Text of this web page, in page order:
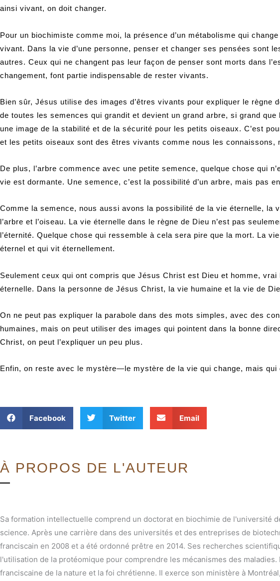
ainsi vivant, on doit changer.
Pour un biochimiste comme moi, la présence d’un métabolisme qui
vivant. Dans la vie d’une personne, penser et changer ses pensées sont
autres. Ceux qui ne changent pas leur façon de penser sont morts dans
changement, font partie indispensable de rester vivants.
Bien sûr, Jésus utilise des images d’êtres vivants pour expliquer le règne
de toutes les semences qui grandit et devient un grand arbre, si grand
une image de la stabilité et de la sécurité pour les petits oiseaux. C’est
et les petits oiseaux sont des êtres vivants comme nous les connaissons,
De plus, l’arbre commence avec une petite semence, quelque chose qui
vie est dormante. Une semence, c’est la possibilité d’un arbre, mais pas
Comme la semence, nous aussi avons la possibilité de la vie éternelle,
l’arbre et l’oiseau. La vie éternelle dans le règne de Dieu n’est pas
l’éternité. Quelque chose qui ressemble à cela sera pire que la mort. La
éternel et qui vit éternellement.
Seulement ceux qui ont compris que Jésus Christ est Dieu et homme,
éternelle. Dans la personne de Jésus Christ, la vie humaine et la vie de
On ne peut pas expliquer la parabole dans des mots simples, avec des
humaines, mais on peut utiliser des images qui pointent dans la bonne
Christ, on peut l’expliquer un peu plus.
Enfin, on reste avec le mystère—le mystère de la vie qui change, mais qui
Facebook Twitter Email
À PROPOS DE L'AUTEUR
Sa formation intellectuelle comprend un doctorat en biochimie de l'université
science. Après une carrière dans des universités et des entreprises de
franciscain en 2008 et a été ordonné prêtre en 2014. Ses recherches
l'utilisation de la protéomique pour comprendre les mécanismes des
franciscaine de la nature et la foi chrétienne. Il exerce son ministère à